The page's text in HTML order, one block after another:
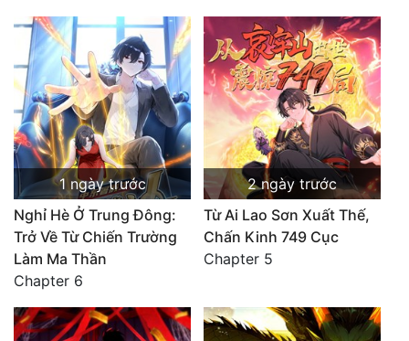
1 ngày trước
Nghỉ Hè Ở Trung Đông:
Trở Về Từ Chiến Trường
Làm Ma Thần
Chapter 6
2 ngày trước
Từ Ai Lao Sơn Xuất Thế,
Chấn Kinh 749 Cục
Chapter 5